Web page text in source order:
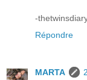
-
Répondre
MARTA